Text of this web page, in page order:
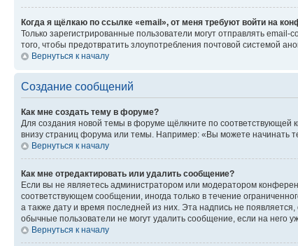
Когда я щёлкаю по ссылке «email», от меня требуют войти на
Только зарегистрированные пользователи могут отправлять
того, чтобы предотвратить злоупотребления почтовой системой
Вернуться к началу
Создание сообщений
Как мне создать тему в форуме?
Для создания новой темы в форуме щёлкните по соответствующей
внизу страниц форума или темы. Например: «Вы можете начинать
Вернуться к началу
Как мне отредактировать или удалить сообщение?
Если вы не являетесь администратором или модератором
соответствующем сообщении, иногда только в течение
а также дату и время последней из них. Эта надпись не
обычные пользователи не могут удалить сообщение, если на него
Вернуться к началу